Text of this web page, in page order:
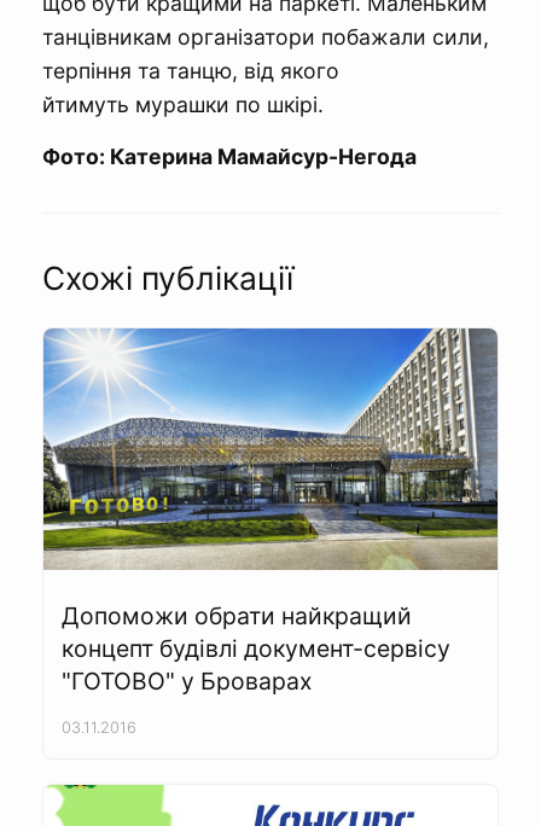
танцівникам організатори побажали сили,
терпіння та танцю, від якого
йтимуть мурашки по шкірі.
Фото: Катерина Мамайсур-Негода
Схожі публікації
Допоможи обрати найкращий
концепт будівлі документ-сервісу
"ГОТОВО" у Броварах
03.11.2016